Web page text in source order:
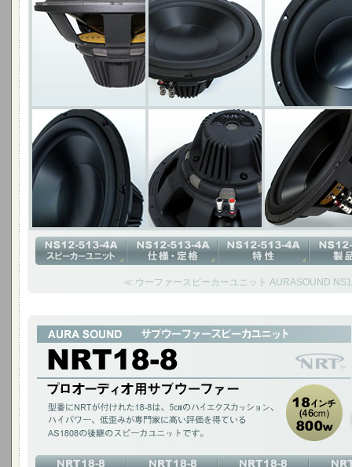
≪ ウーファースピーカーユニット AURASOUND
プロオーディオ用サブウーファー
型番にNRTが付けれた18-8は、5cmのハイエクスカッション、ハイパワー
いるAS1808の後継のスピーカユニットです。
18インチ(46cm)800W